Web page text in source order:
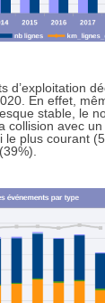
d’exploitation
En effet,
stable, le
collision avec
le plus courant